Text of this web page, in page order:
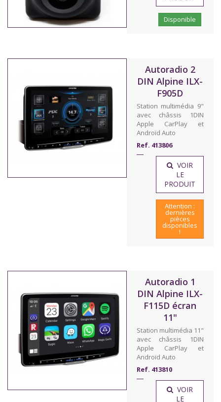
Disponible
Autoradio 2
DIN Alpine ILX-
F905D
Station multimédia 9"
avec châssis 1DIN
Apple CarPlay et
Androïd Auto
Ref. 413806
VOIR
LE
PRODUIT
Attention :
dernières
pièces
disponibles
!
Autoradio 1
DIN Alpine ILX-
F115D écran
11"
Station multimédia 11"
avec châssis 1DIN
Apple CarPlay et
Androïd Auto
Ref. 413810
VOIR
LE